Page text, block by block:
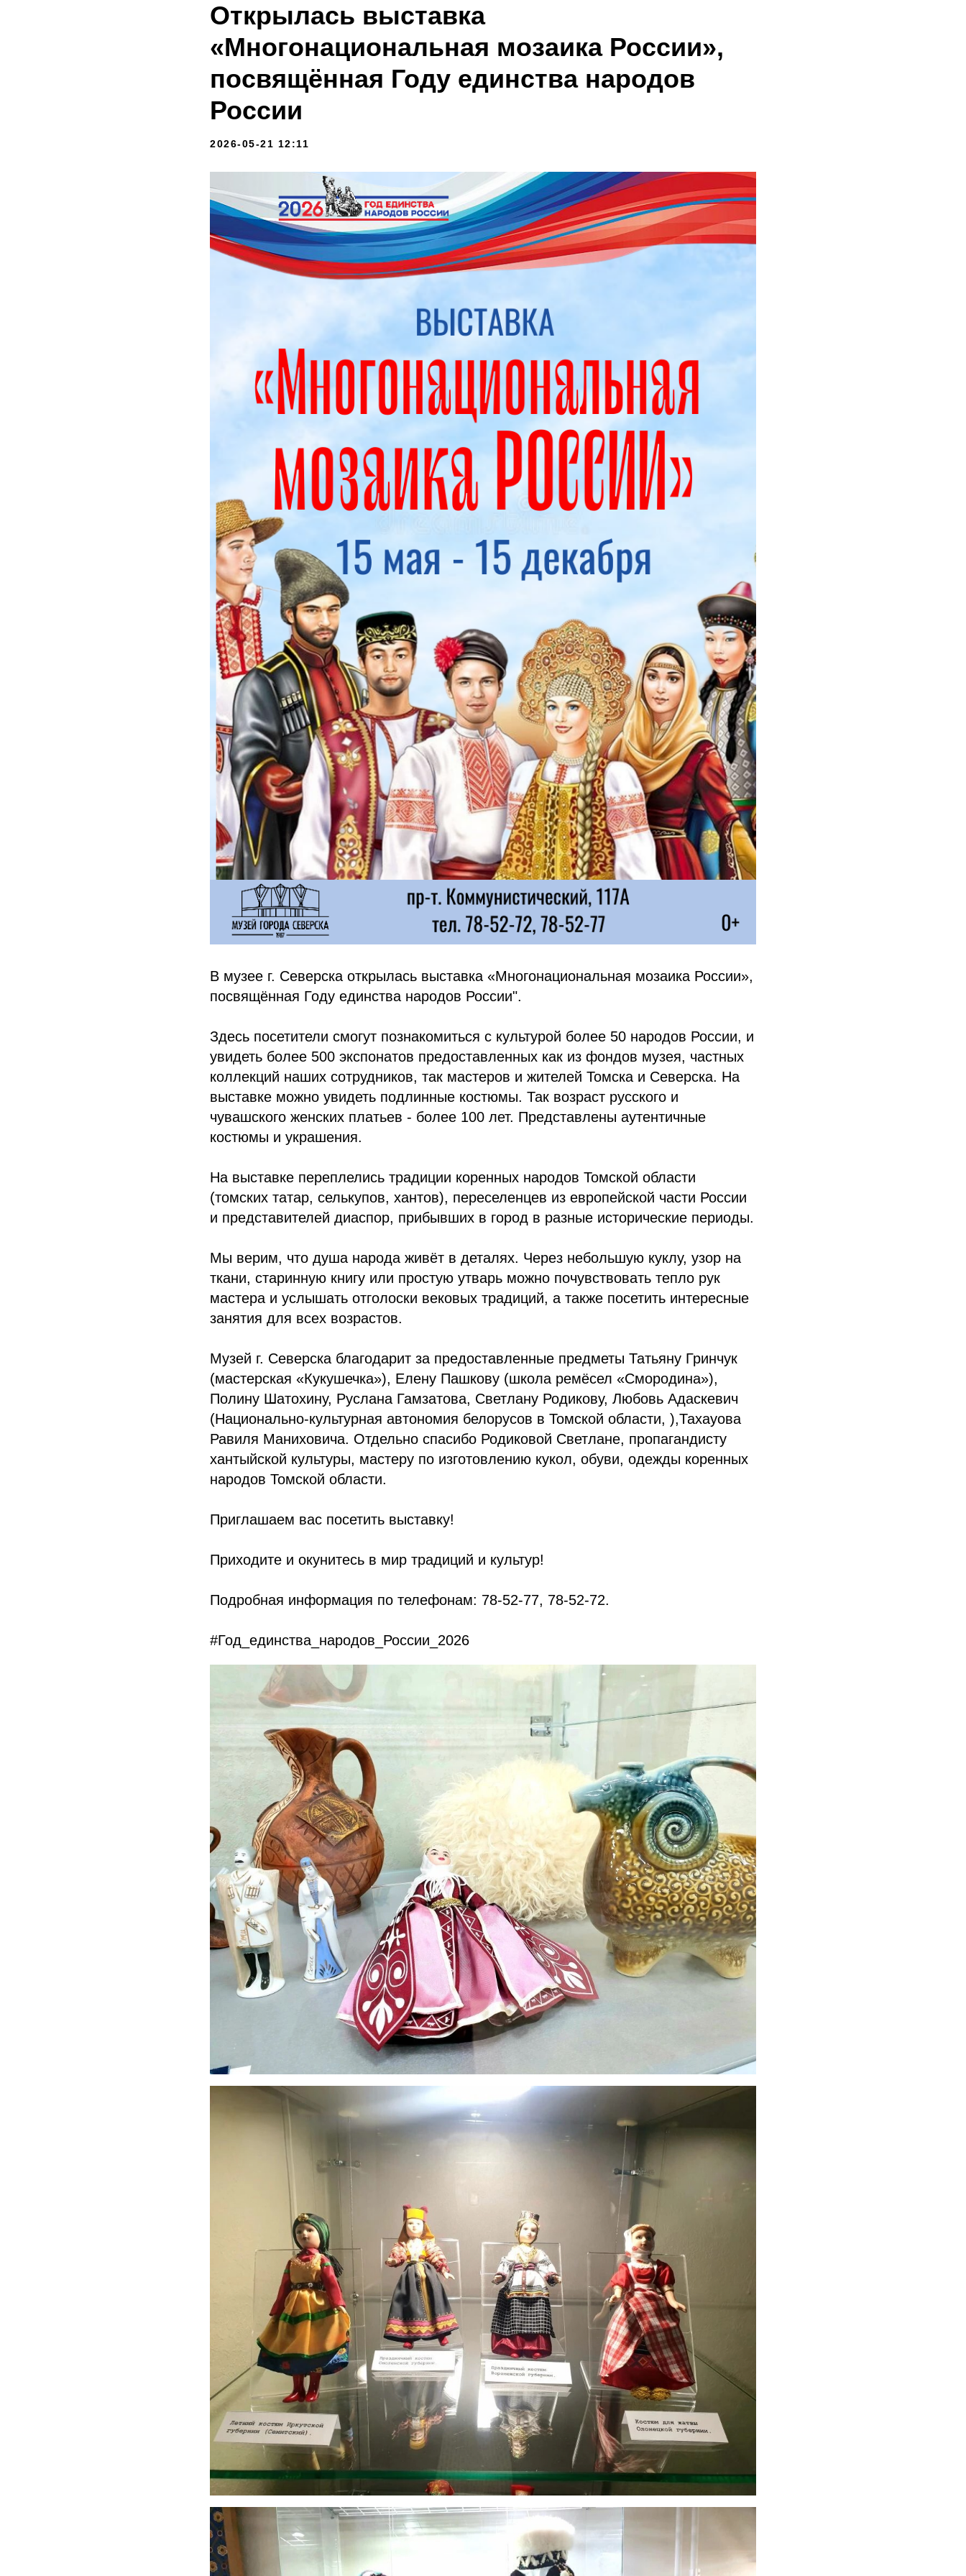
Открылась выставка
«Многонациональная мозаика России»,
посвящённая Году единства народов
России
2026-05-21 12:11
В музее г. Северска открылась выставка «Многонациональная мозаика России»,
посвящённая Году единства народов России".
Здесь посетители смогут познакомиться с культурой более 50 народов России, и
увидеть более 500 экспонатов предоставленных как из фондов музея, частных
коллекций наших сотрудников, так мастеров и жителей Томска и Северска. На
выставке можно увидеть подлинные костюмы. Так возраст русского и
чувашского женских платьев - более 100 лет. Представлены аутентичные
костюмы и украшения.
На выставке переплелись традиции коренных народов Томской области
(томских татар, селькупов, хантов), переселенцев из европейской части России
и представителей диаспор, прибывших в город в разные исторические периоды.
Мы верим, что душа народа живёт в деталях. Через небольшую куклу, узор на
ткани, старинную книгу или простую утварь можно почувствовать тепло рук
мастера и услышать отголоски вековых традиций, а также посетить интересные
занятия для всех возрастов.
Музей г. Северска благодарит за предоставленные предметы Татьяну Гринчук
(мастерская «Кукушечка»), Елену Пашкову (школа ремёсел «Смородина»),
Полину Шатохину, Руслана Гамзатова, Светлану Родикову, Любовь Адаскевич
(Национально-культурная автономия белорусов в Томской области, ),Тахауова
Равиля Маниховича. Отдельно спасибо Родиковой Светлане, пропагандисту
хантыйской культуры, мастеру по изготовлению кукол, обуви, одежды коренных
народов Томской области.
Приглашаем вас посетить выставку!
Приходите и окунитесь в мир традиций и культур!
Подробная информация по телефонам: 78-52-77, 78-52-72.
#Год_единства_народов_России_2026